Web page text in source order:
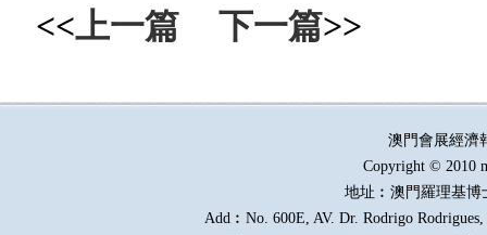
<<上一篇 下一篇>>
澳門會展經
Copyright © 2010
地址︰澳門羅理基博
Add︰No. 600E, AV. Dr. Rodrigo